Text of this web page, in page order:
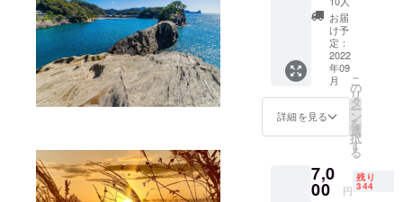
ください。
をお送
りいた
しま
す。 ▼
西伊豆
の風景
絵はが
きを郵
送いた
しま
お届
け予
定：
2022
年09
月
詳細を見る
こ
の
リ
タ
ー
ン
を
選
択
す
る
7,0
00 円
残り
344